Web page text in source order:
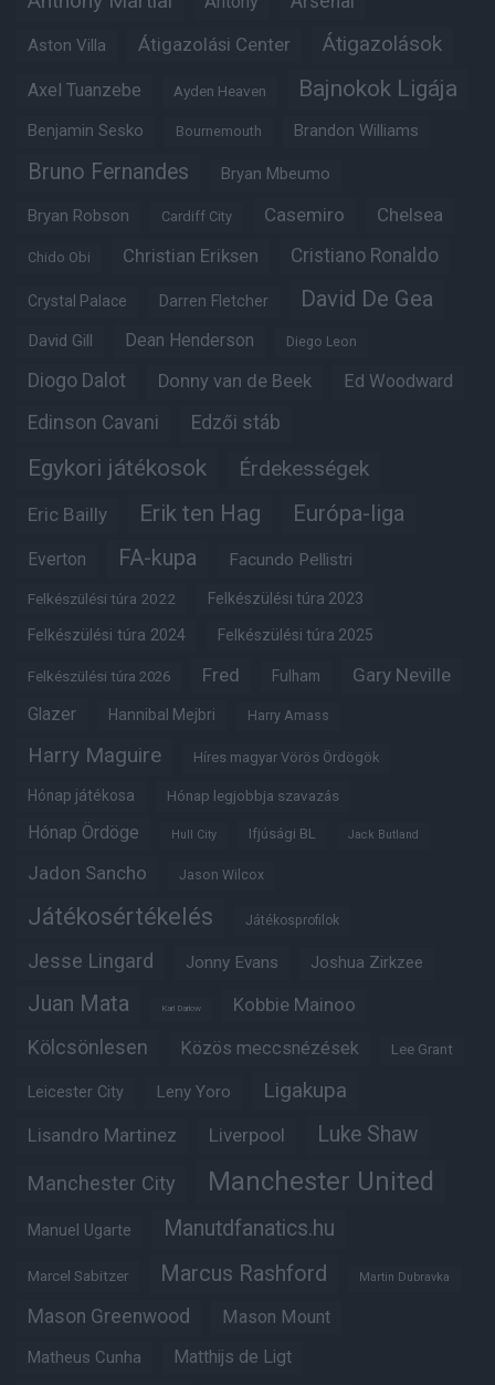
Aston Villa Átigazolási Center Átigazolások
Axel Tuanzebe Ayden Heaven Bajnokok Ligája
Benjamin Sesko Bournemouth Brandon Williams
Bruno Fernandes Bryan Mbeumo
Bryan Robson Cardiff City Casemiro Chelsea
Chido Obi Christian Eriksen Cristiano Ronaldo
Crystal Palace Darren Fletcher David De Gea
David Gill Dean Henderson Diego Leon
Diogo Dalot Donny van de Beek Ed Woodward
Edinson Cavani Edzői stáb
Egykori játékosok Érdekességek
Eric Bailly Erik ten Hag Európa-liga
Everton FA-kupa Facundo Pellistri
Felkészülési túra 2022 Felkészülési túra 2023
Felkészülési túra 2024 Felkészülési túra 2025
Felkészülési túra 2026 Fred Fulham Gary Neville
Glazer Hannibal Mejbri Harry Amass
Harry Maguire Híres magyar Vörös Ördögök
Hónap játékosa Hónap legjobbja szavazás
Hónap Ördöge Hull City Ifjúsági BL Jack Butland
Jadon Sancho Jason Wilcox
Játékosértékelés Játékosprofilok
Jesse Lingard Jonny Evans Joshua Zirkzee
Juan Mata Karl Darlow Kobbie Mainoo
Kölcsönlesen Közös meccsnézések Lee Grant
Leicester City Leny Yoro Ligakupa
Lisandro Martinez Liverpool Luke Shaw
Manchester City Manchester United
Manuel Ugarte Manutdfanatics.hu
Marcel Sabitzer Marcus Rashford Martin Dubravka
Mason Greenwood Mason Mount
Matheus Cunha Matthijs de Ligt